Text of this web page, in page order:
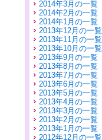
2014年3月の一覧
2014年2月の一覧
2014年1月の一覧
2013年12月の一覧
2013年11月の一覧
2013年10月の一覧
2013年9月の一覧
2013年8月の一覧
2013年7月の一覧
2013年6月の一覧
2013年5月の一覧
2013年4月の一覧
2013年3月の一覧
2013年2月の一覧
2013年1月の一覧
2012年12月の一覧